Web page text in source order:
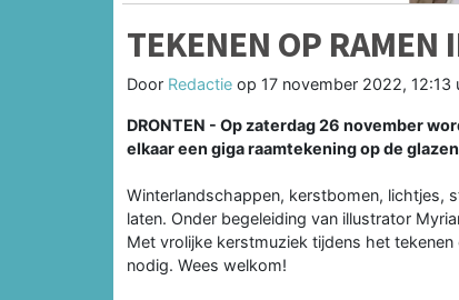
TEKENEN OP RAMEN
Door Redactie op 17 november 2022, 12:13
DRONTEN - Op zaterdag 26 november
elkaar een giga raamtekening op de
Winterlandschappen, kerstbomen, lichtjes,
laten. Onder begeleiding van illustrator
Met vrolijke kerstmuziek tijdens het
nodig. Wees welkom!